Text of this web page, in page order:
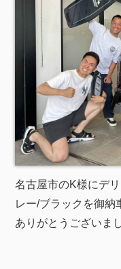
名古屋市のK様にデ
レー/ブラックを御納
ありがとうございま